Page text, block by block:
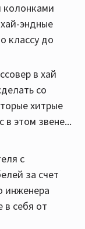
колонками
эндные
классу до
в хай
со
хитрые
этом звене...
с
за счет
инженера
в себя от